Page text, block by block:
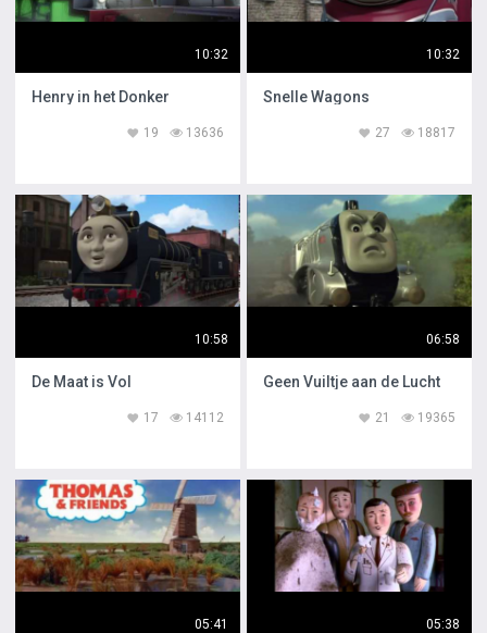
10:32
Henry in het Donker
13636
19
10:32
Snelle Wagons
18817
27
10:58
De Maat is Vol
14112
17
06:58
Geen Vuiltje aan de Lucht
19365
21
05:41 05:38